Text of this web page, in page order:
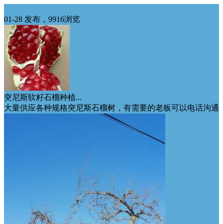
01-28 发布，9916浏览
突尼斯软籽石榴种植...
大量供应各种规格突尼斯石榴树，有需要的老板可以电话沟通